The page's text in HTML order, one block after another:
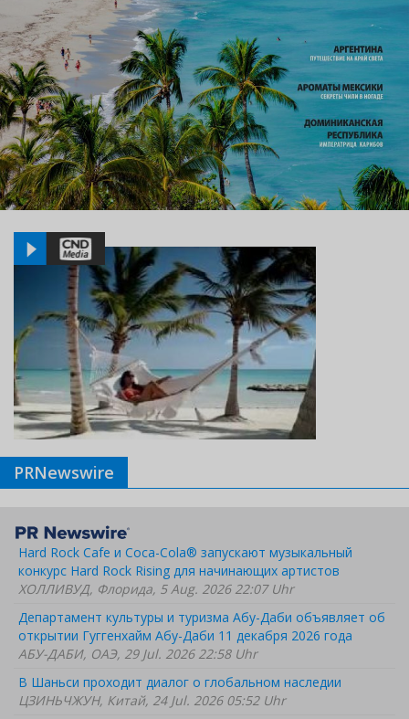
PRNewswire
Hard Rock Cafe и Coca-Cola® запускают музыкальный
конкурс Hard Rock Rising для начинающих артистов
ХОЛЛИВУД, Флорида, 5 Aug. 2026 22:07 Uhr
Департамент культуры и туризма Абу-Даби объявляет об
открытии Гуггенхайм Абу-Даби 11 декабря 2026 года
АБУ-ДАБИ, ОАЭ, 29 Jul. 2026 22:58 Uhr
В Шаньси проходит диалог о глобальном наследии
ЦЗИНЬЧЖУН, Китай, 24 Jul. 2026 05:52 Uhr